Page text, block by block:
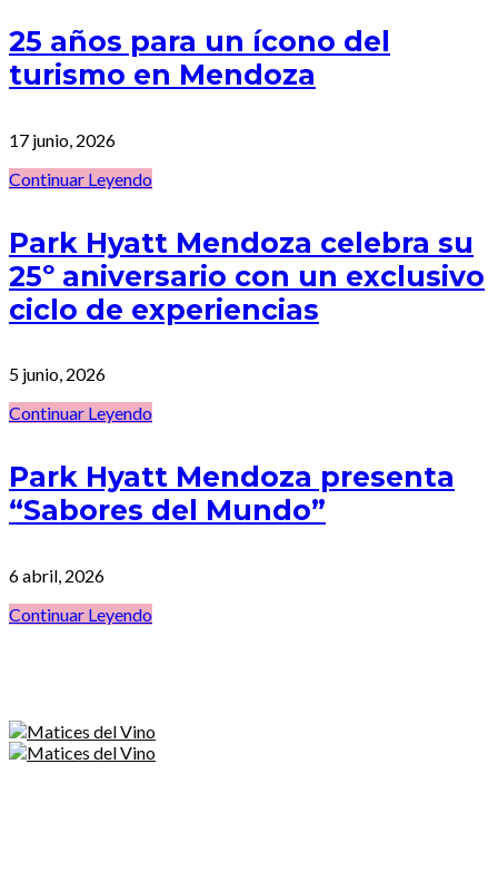
25 años para un ícono del
turismo en Mendoza
17 junio, 2026
Continuar Leyendo
Park Hyatt Mendoza celebra su
25º aniversario con un exclusivo
ciclo de experiencias
5 junio, 2026
Continuar Leyendo
Park Hyatt Mendoza presenta
“Sabores del Mundo”
6 abril, 2026
Continuar Leyendo